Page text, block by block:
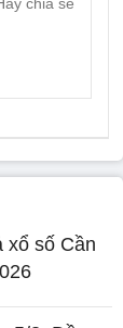
xổ số Cần